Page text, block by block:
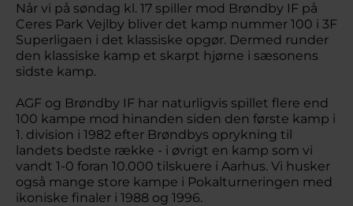
Når vi på søndag kl. 17 spiller mod Brøndby IF på
Ceres Park Vejlby bliver det kamp nummer 100 i 3F
Superligaen i det klassiske opgør. Dermed runder
den klassiske kamp et skarpt hjørne i sæsonens
sidste kamp.
AGF og Brøndby IF har naturligvis spillet flere end
100 kampe mod hinanden siden den første kamp i
1. division i 1982 efter Brøndbys oprykning til
landets bedste række - i øvrigt en kamp som vi
vandt 1-0 foran 10.000 tilskuere i Aarhus. Vi husker
også mange store kampe i Pokalturneringen med
ikoniske finaler i 1988 og 1996.